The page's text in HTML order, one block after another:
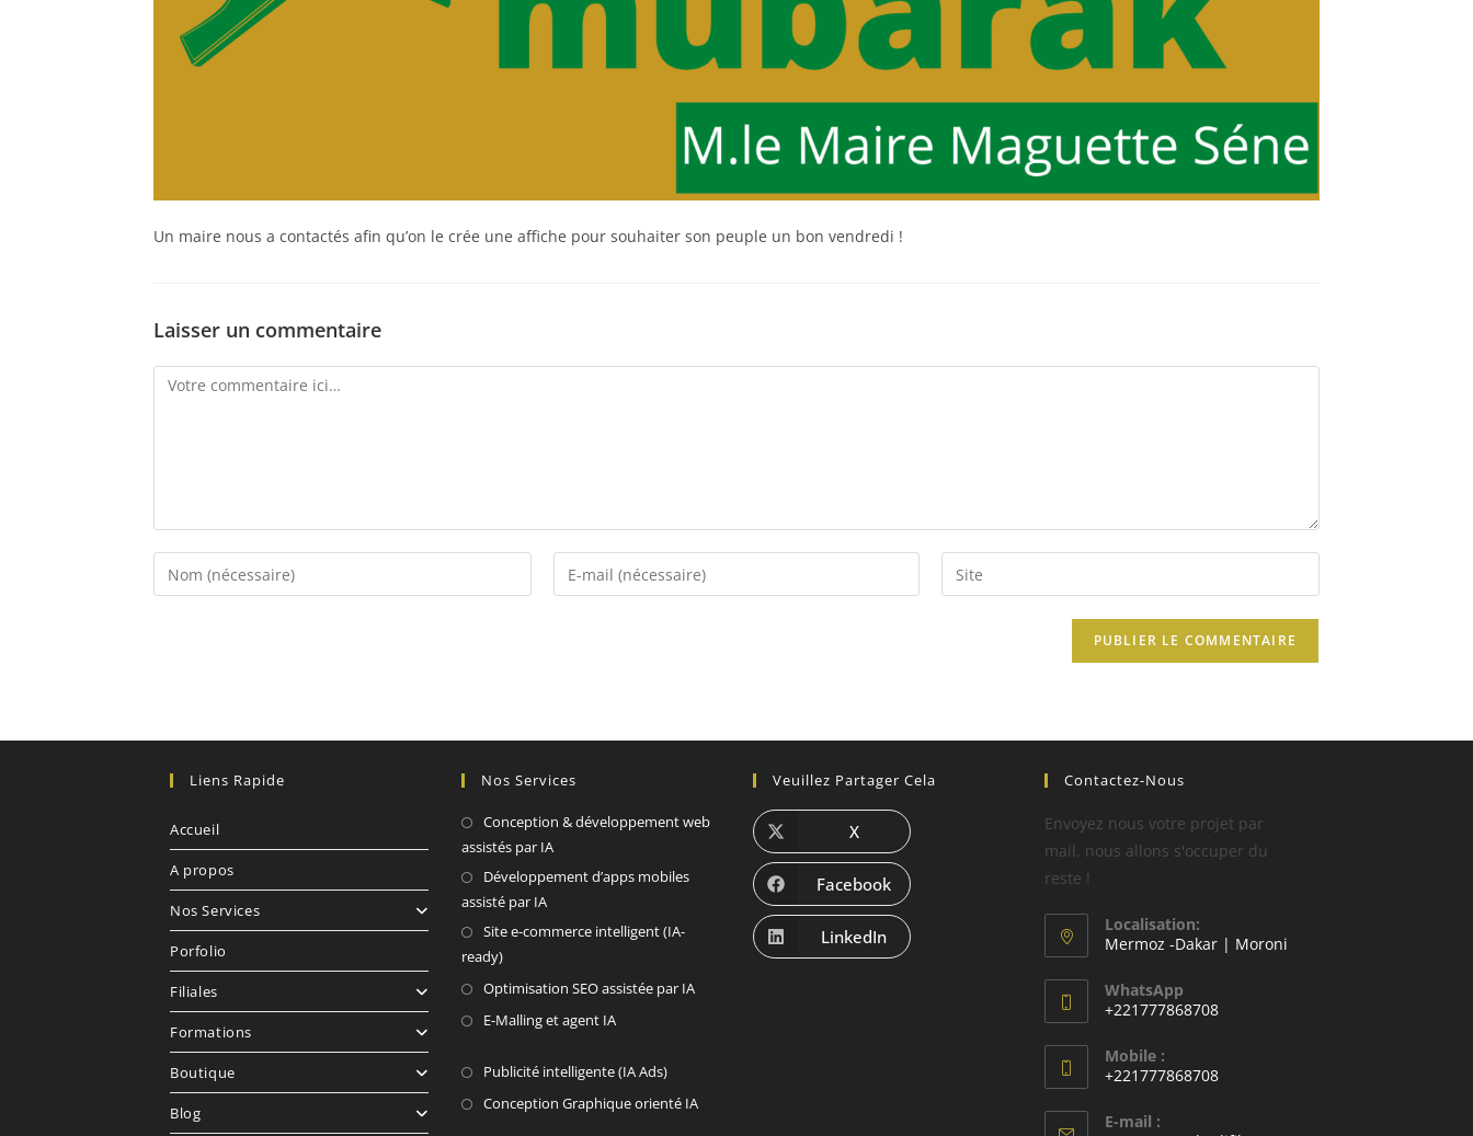
Un maire nous a contactés afin qu’on le crée une affiche pour souhaiter son peuple un bon vendredi !
Laisser un commentaire
Liens Rapide
Accueil
A propos
Nos Services
Porfolio
Filiales
Formations
Boutique
Blog
Nos Services
Conception & développement web
assistés par IA
Développement d’apps mobiles
assisté par IA
Site e-commerce intelligent (IA-
ready)
Optimisation SEO assistée par IA
E-Malling et agent IA
Publicité intelligente (IA Ads)
Conception Graphique orienté IA
Veuillez Partager Cela
X
Facebook
LinkedIn
Contactez-Nous
Envoyez nous votre projet par
mail, nous allons s'occuper du
reste !
Localisation:
Mermoz -Dakar | Moroni
WhatsApp
+221777868708
Mobile :
+221777868708
E-mail :